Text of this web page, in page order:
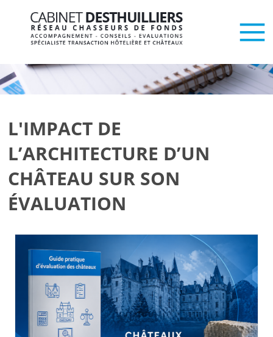
L'IMPACT DE
L’ARCHITECTURE D’UN
CHÂTEAU SUR SON
ÉVALUATION